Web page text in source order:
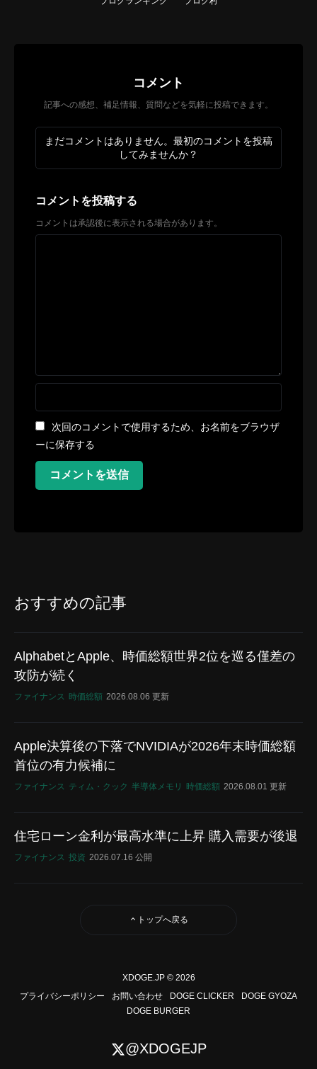
コメント
記事への感想、補足情報、質問などを気軽に投稿できます。
まだコメントはありません。最初のコメントを投稿
してみませんか？
コメントを投稿する
コメントは承認後に表示される場合があります。
次回のコメントで使用するため、お名前をブラウザ
ーに保存する
コメントを送信
おすすめの記事
AlphabetとApple、時価総額世界2位を巡る僅差の
攻防が続く
ファイナンス 時価総額 2026.08.06 更新
Apple決算後の下落でNVIDIAが2026年末時価総額
首位の有力候補に
ファイナンス ティム・クック 半導体メモリ 時価総額 2026.08.01 更新
住宅ローン金利が最高水準に上昇 購入需要が後退
ファイナンス 投資 2026.07.16 公開
トップへ戻る
XDOGE.JP © 2026
プライバシーポリシー
お問い合わせ DOGE CLICKER
DOGE GYOZA
DOGE BURGER
@XDOGEJP